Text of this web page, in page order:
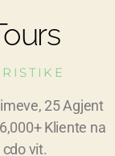
25 Agjent
Kliente na
vit.